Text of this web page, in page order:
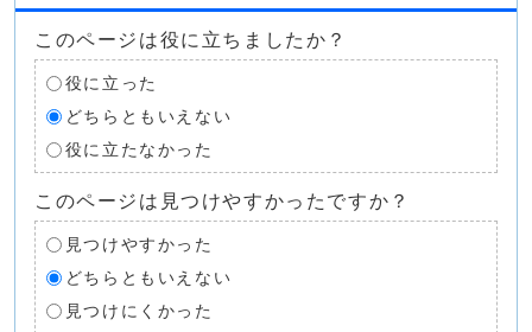
このページは役に立ちましたか？
役に立った
どちらともいえない
役に立たなかった
このページは見つけやすかったですか？
見つけやすかった
どちらともいえない
見つけにくかった